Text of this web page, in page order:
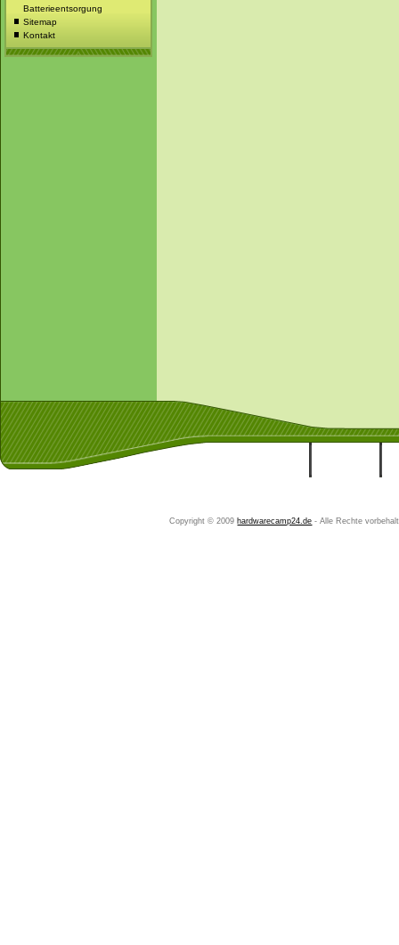
Batterieentsorgung
Sitemap
Kontakt
Copyright © 2009 hardwarecamp24.de - Alle Rechte